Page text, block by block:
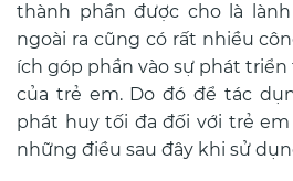
thành phần được cho là
ngoài ra cũng có rất nhiều
ích góp phần vào sự phát
của trẻ em. Do đó để tác
phát huy tối đa đối với trẻ
những điều sau đây khi sử